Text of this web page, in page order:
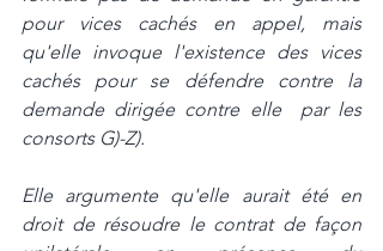
pour vices cachés en appel, mais
qu'elle invoque l'existence des vices
cachés pour se défendre contre la
demande dirigée contre elle  par les
consorts G)-Z).
Elle argumente qu'elle aurait été en
droit de résoudre le contrat de façon